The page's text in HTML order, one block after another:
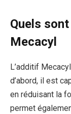
Quels
Mecacyl
L’additif
d’abord, il est
en réduisant la
permet